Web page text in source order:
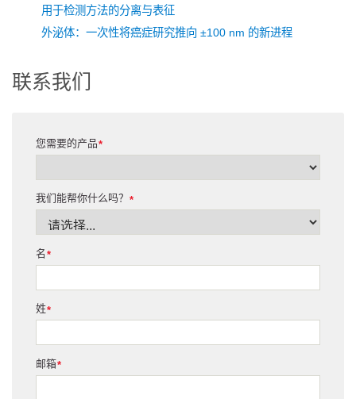
用于检测方法的分离与表征
外泌体：一次性将癌症研究推向 ±100 nm 的新进程
联系我们
*
您需要的产品
*
我们能帮你什么吗？
*
名
*
姓
*
邮箱